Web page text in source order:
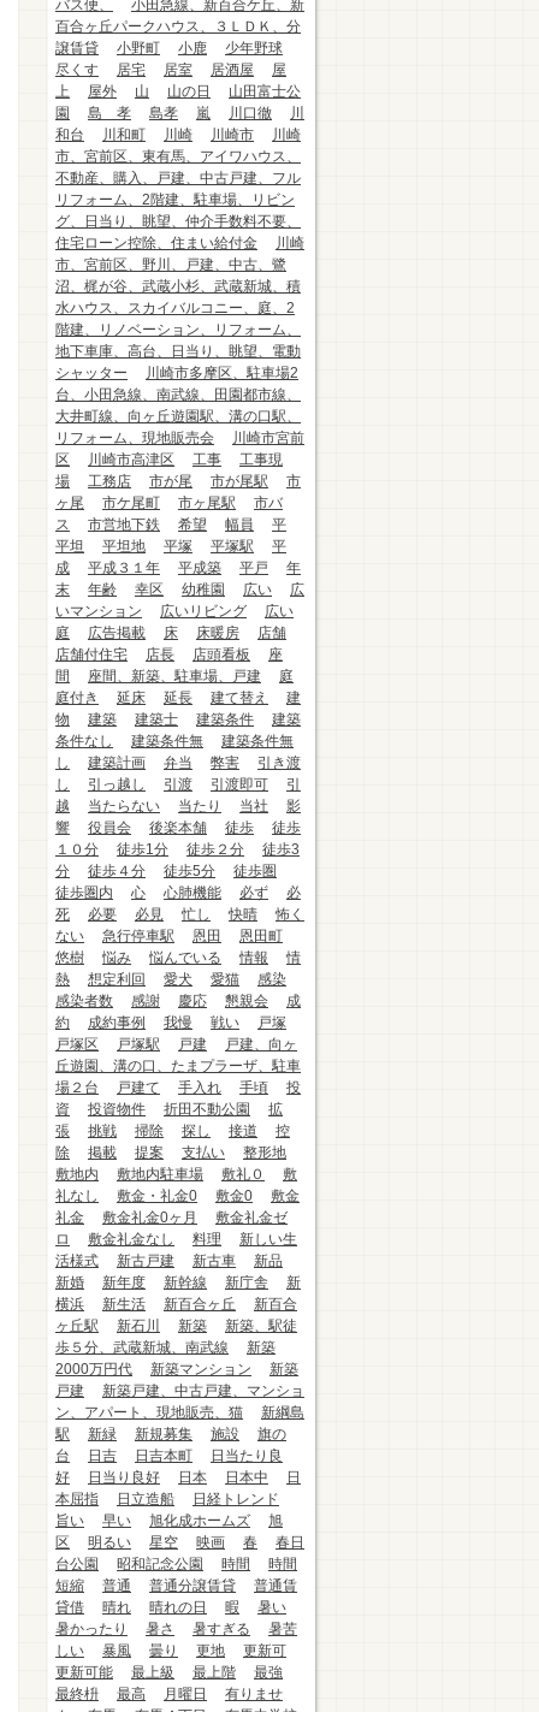
バス便、
小田急線、新百合ケ丘、新
百合ヶ丘パークハウス、３ＬＤＫ、分
譲賃貸
小野町 小鹿
少年野球
尽くす
居宅 居室 居酒屋
屋
上
屋外 山 山の日
山田富士公
園
島 孝 島孝 嵐 川口徹
川
和台
川和町 川崎 川崎市
川崎
市、宮前区、東有馬、アイワハウス、
不動産、購入、戸建、中古戸建、フル
リフォーム、2階建、駐車場、リビン
グ、日当り、眺望、仲介手数料不要、
住宅ローン控除、住まい給付金
川崎
市、宮前区、野川、戸建、中古、鷺
沼、梶が谷、武蔵小杉、武蔵新城、積
水ハウス、スカイバルコニー、庭、2
階建、リノベーション、リフォーム、
地下車庫、高台、日当り、眺望、電動
シャッター
川崎市多摩区、駐車場2
台、小田急線、南武線、田園都市線、
大井町線、向ヶ丘遊園駅、溝の口駅、
リフォーム、現地販売会
川崎市宮前
区
川崎市高津区 工事
工事現
場
工務店 市が尾 市が尾駅
市
ヶ尾
市ケ尾町 市ヶ尾駅
市バ
ス
市営地下鉄 希望 幅員
平
平坦
平坦地 平塚 平塚駅
平
成
平成３１年 平成築 平戸
年
末
年齢 幸区 幼稚園 広い
広
いマンション
広いリビング
広い
庭
広告掲載 床 床暖房
店舗
店舗付住宅
店長 店頭看板
座
間
座間、新築、駐車場、戸建
庭
庭付き
延床 延長 建て替え
建
物
建築 建築士 建築条件
建築
条件なし
建築条件無
建築条件無
し
建築計画 弁当 弊害
引き渡
し
引っ越し 引渡 引渡即可
引
越
当たらない 当たり 当社
影
響
役員会 後楽本舗 徒歩
徒歩
１０分
徒歩1分 徒歩２分
徒歩3
分
徒歩４分 徒歩5分
徒歩圏
徒歩圏内
心 心肺機能 必ず
必
死
必要 必見 忙し 快晴
怖く
ない
急行停車駅 恩田
恩田町
悠樹
悩み 悩んでいる 情報
情
熱
想定利回 愛犬 愛猫
感染
感染者数
感謝 慶応 懇親会
成
約
成約事例 我慢 戦い
戸塚
戸塚区
戸塚駅 戸建
戸建、向ヶ
丘遊園、溝の口、たまプラーザ、駐車
場２台
戸建て 手入れ 手頃
投
資
投資物件 折田不動公園
拡
張
挑戦 掃除 探し 接道
控
除
掲載 提案 支払い
整形地
敷地内
敷地内駐車場 敷礼０
敷
礼なし
敷金・礼金0 敷金0
敷金
礼金
敷金礼金0ヶ月
敷金礼金ゼ
ロ
敷金礼金なし 料理
新しい生
活様式
新古戸建 新古車
新品
新婚
新年度 新幹線 新庁舎
新
横浜
新生活 新百合ヶ丘
新百合
ヶ丘駅
新石川 新築
新築、駅徒
歩５分、武蔵新城、南武線
新築
2000万円代
新築マンション
新築
戸建
新築戸建、中古戸建、マンショ
ン、アパート、現地販売、猫
新綱島
駅
新緑 新規募集 施設
旗の
台
日吉 日吉本町
日当たり良
好
日当り良好 日本 日本中
日
本屈指
日立造船
日経トレンド
旨い
早い 旭化成ホームズ
旭
区
明るい 星空 映画 春
春日
台公園
昭和記念公園 時間
時間
短縮
普通 普通分譲賃貸
普通賃
貸借
晴れ 晴れの日 暇
暑い
暑かったり
暑さ 暑すぎる
暑苦
しい
暴風 曇り 更地
更新可
更新可能
最上級 最上階
最強
最終枡
最高 月曜日
有りませ